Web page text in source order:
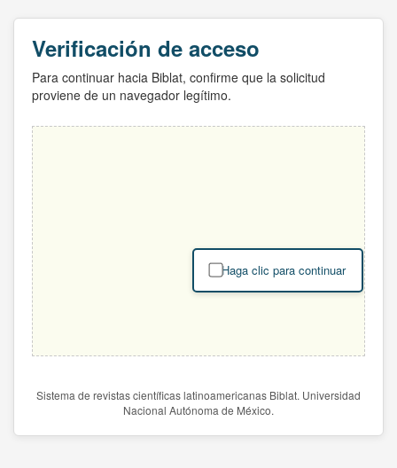
Verificación de acceso
Para continuar hacia Biblat, confirme que la solicitud
proviene de un navegador legítimo.
Haga clic para continuar
Sistema de revistas científicas latinoamericanas Biblat. Universidad
Nacional Autónoma de México.